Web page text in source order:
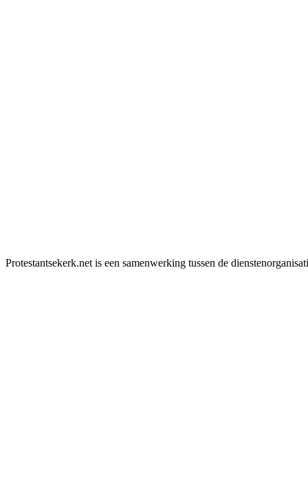
Protestantsekerk.net is een samenwerking tussen de